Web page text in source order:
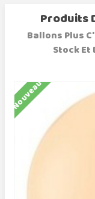
Produits
Ballons Plus
Stock
Nouveau